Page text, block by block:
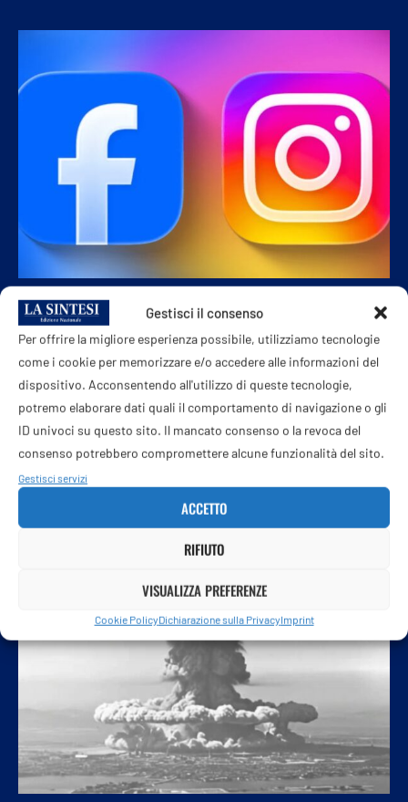
Gestisci il consenso
Per offrire la migliore esperienza possibile, utilizziamo tecnologie
come i cookie per memorizzare e/o accedere alle informazioni del
dispositivo. Acconsentendo all'utilizzo di queste tecnologie,
potremo elaborare dati quali il comportamento di navigazione o gli
ID univoci su questo sito. Il mancato consenso o la revoca del
consenso potrebbero compromettere alcune funzionalità del sito.
Gestisci servizi
ACCETTO
RIFIUTO
VISUALIZZA PREFERENZE
Cookie PolicyDichiarazione sulla PrivacyImprint
POLITICA
“Facebook e Instagram danneggiano i minori”.
Meta dovrà pagare 567 milioni di dollari di
multa
Il giudice del New Mexico accusa il colosso social di non
aver protetto gli adolescenti